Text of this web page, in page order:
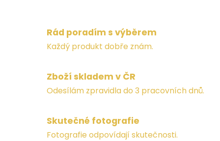
Rád poradím s výběrem
Každý produkt dobře znám.
Zboží skladem v ČR
Odesílám zpravidla do 3 pracovních dnů.
Skutečné fotografie
Fotografie odpovídají skutečnosti.